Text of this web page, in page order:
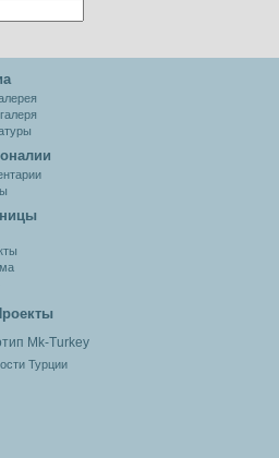
Турции